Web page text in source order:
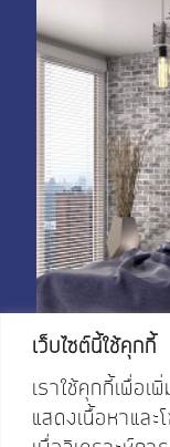
เว็บไซต์นี้ใช้คุกกี้
เราใช้คุกกี้เพื่อเ
แสดงเนื้อหาแล
My Account